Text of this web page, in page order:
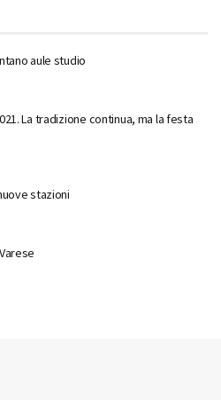
aule studio
La tradizione continua, ma la festa
stazioni